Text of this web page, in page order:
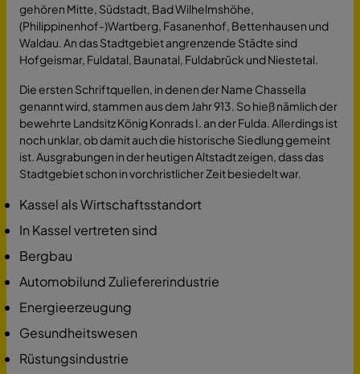
gehören Mitte, Südstadt, Bad Wilhelmshöhe,
(Philippinenhof-)Wartberg, Fasanenhof, Bettenhausen und
Waldau. An das Stadtgebiet angrenzende Städte sind
Hofgeismar, Fuldatal, Baunatal, Fuldabrück und Niestetal.
Die ersten Schriftquellen, in denen der Name Chassella
genannt wird, stammen aus dem Jahr 913. So hieß nämlich der
bewehrte Landsitz König Konrads I. an der Fulda. Allerdings ist
noch unklar, ob damit auch die historische Siedlung gemeint
ist. Ausgrabungen in der heutigen Altstadt zeigen, dass das
Stadtgebiet schon in vorchristlicher Zeit besiedelt war.
Kassel als Wirtschaftsstandort
In Kassel vertreten sind
Bergbau
Automobilund Zuliefererindustrie
Energieerzeugung
Gesundheitswesen
Rüstungsindustrie